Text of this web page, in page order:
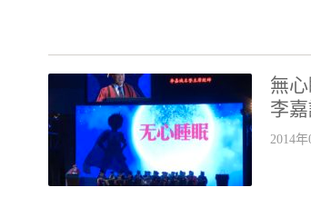
無
李
2014年